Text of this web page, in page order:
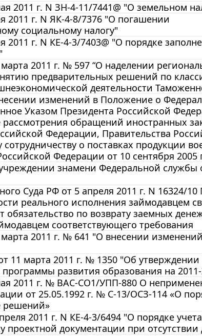
2011 г. N ЗН-4-11/7441@ "О земельном
2011 г. N ЯК-4-8/7376 "О погашении
социальному налогу"
г. N КЕ-4-3/7403@ "О порядке
2011 г. № 597 “О наделении
предварительных решений по
деятельности
изменений в Положение о
Указом Президента Российской
обращений иностранных
Федерации, Правительства
о поставках продукции
Федерации от 10 сентября 2005
знамени Федеральной службы
Суда РФ от 5 апреля 2011 г. N 16324/10
реального исполнения займодавцем
по возврату заемных
соответствующего требования
2011 г. № 641 "О внесении
11 марта 2011 г. № 1350 "Об
развития образования на
2011 г. № ВАС-СО1/УПП-880 О
от 25.05.1992 г. № С-13/ОСЗ-114 «О
решений»
2011 г. N КЕ-4-3/6494 "О порядке
документации при отсутствии